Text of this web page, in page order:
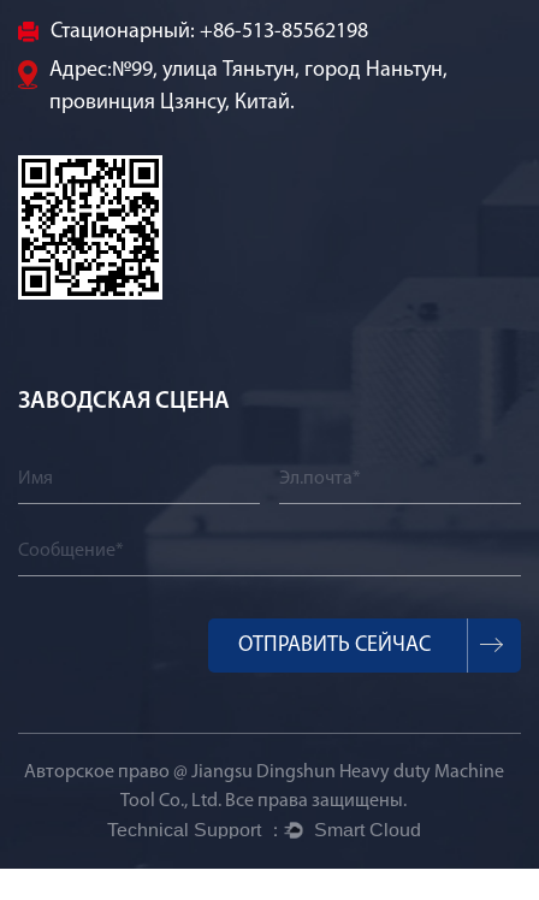
Стационарный: +86-513-85562198
Адрес:№99, улица Тяньтун, город Наньтун,
провинция Цзянсу, Китай.
ЗАВОДСКАЯ СЦЕНА
Авторское право @ Jiangsu Dingshun Heavy duty Machine
Tool Co., Ltd. Все права защищены.